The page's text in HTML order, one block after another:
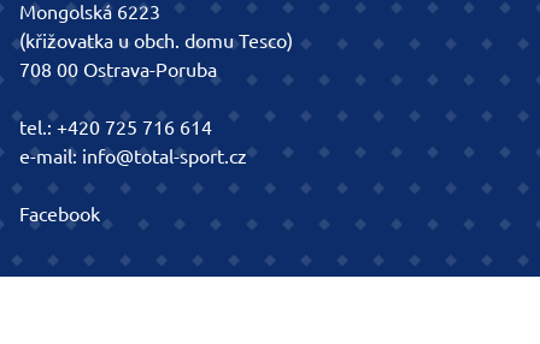
Mongolská 6223
(křižovatka u obch. domu Tesco)
708 00 Ostrava-Poruba
tel.:+420 725 716 614
e-mail: info@total-sport.cz
Facebook